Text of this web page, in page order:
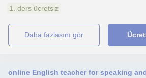
1. ders ücretsiz
daha fazlasını gör
online English teacher for speaking